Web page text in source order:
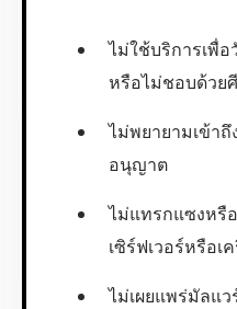
ไม่ใช้บริการเพื่
หรือไม่ชอบด้วย
ไม่พยายามเข้า
อนุญาต
ไม่แทรกแซงหรื
เซิร์ฟเวอร์หรือเ
ไม่เผยแพร่มัลแ